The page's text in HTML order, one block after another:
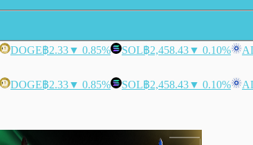
DOGE฿2.33▼ 0.85% SOL฿2,458.43▼ 0.10%
DOGE฿2.33▼ 0.85% SOL฿2,458.43▼ 0.10%